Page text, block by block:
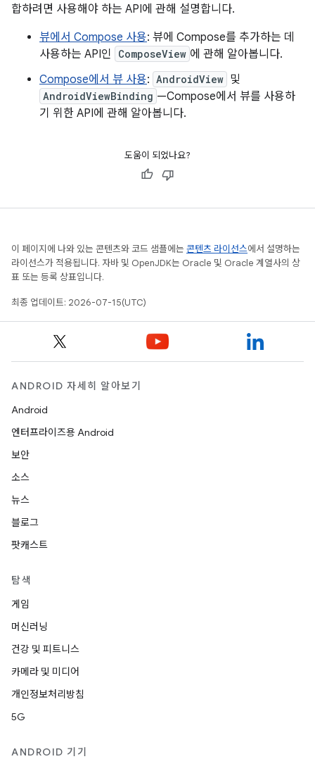
합하려면 사용해야 하는 API에 관해 설명합니다.
뷰에서 Compose 사용: 뷰에 Compose를 추가하는 데
사용하는 API인
ComposeView 에 관해 알아봅니다.
Compose에서 뷰 사용: AndroidView 및
AndroidViewBinding —Compose에서 뷰를 사용하
기 위한 API에 관해 알아봅니다.
도움이 되었나요?
이 페이지에 나와 있는 콘텐츠와 코드 샘플에는 콘텐츠 라이선스에서 설명하는
라이선스가 적용됩니다. 자바 및 OpenJDK는 Oracle 및 Oracle 계열사의 상
표 또는 등록 상표입니다.
최종 업데이트: 2026-07-15(UTC)
ANDROID 자세히 알아보기
Android
엔터프라이즈용 Android
보안
소스
뉴스
블로그
팟캐스트
탐색
게임
머신러닝
건강 및 피트니스
카메라 및 미디어
개인정보처리방침
5G
ANDROID 기기